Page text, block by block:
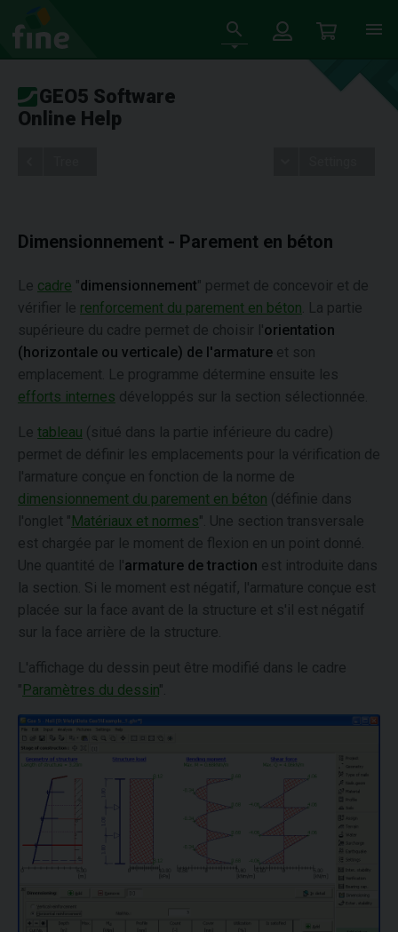
GEO5 Software
Online Help
Dimensionnement - Parement en béton
Le cadre "dimensionnement" permet de concevoir et de
vérifier le renforcement du parement en béton . La partie
supérieure du cadre permet de choisir l'orientation
(horizontale ou verticale) de l'armature et son
emplacement. Le programme détermine ensuite les
efforts internes développés sur la section sélectionnée.
Le tableau (situé dans la partie inférieure du cadre)
permet de définir les emplacements pour la vérification de
l'armature conçue en fonction de la norme de
dimensionnement du parement en béton (définie dans
l'onglet "Matériaux et normes". Une section transversale
est chargée par le moment de flexion en un point donné.
Une quantité de l'armature de traction est introduite dans
la section. Si le moment est négatif, l'armature conçue est
placée sur la face avant de la structure et s'il est négatif
sur la face arrière de la structure.
L'affichage du dessin peut être modifié dans le cadre
"Paramètres du dessin".